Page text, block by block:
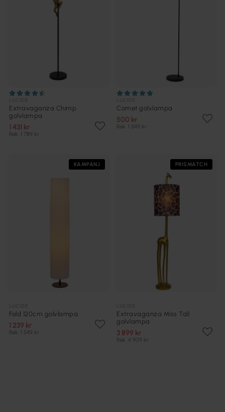
Extravaganza Chimp
golvlampa
1 431 kr
Rek. 1 789 kr
Comet golvlampa
500 kr
Rek. 1 549 kr
KAMPANJ
Fold 120cm golvlampa
1 239 kr
Rek. 1 549 kr
PRISMATCH
Extravaganza Miss Tall
golvlampa
3 899 kr
Rek. 4 909 kr